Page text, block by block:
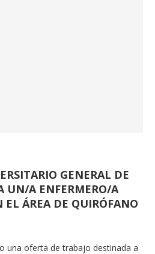
GENERAL DE
UN/A ENFERMERO/A
EL ÁREA DE QUIRÓFANO
una oferta de trabajo destinada a